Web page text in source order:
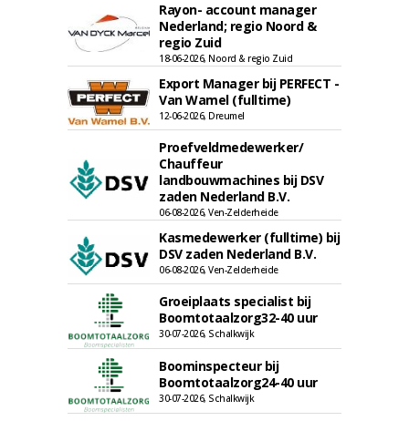
Rayon- account manager
Nederland; regio Noord &
regio Zuid
18-06-2026, Noord & regio Zuid
Export Manager bij PERFECT -
Van Wamel (fulltime)
12-06-2026, Dreumel
Proefveldmedewerker/
Chauffeur
landbouwmachines bij DSV
zaden Nederland B.V.
06-08-2026, Ven-Zelderheide
Kasmedewerker (fulltime) bij
DSV zaden Nederland B.V.
06-08-2026, Ven-Zelderheide
Groeiplaats specialist bij
Boomtotaalzorg32-40 uur
30-07-2026, Schalkwijk
Boominspecteur bij
Boomtotaalzorg24-40 uur
30-07-2026, Schalkwijk